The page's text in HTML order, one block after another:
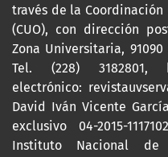
través de la
(CUO), con dirección
Zona Universitaria,
Tel. (228) 3182801,
electrónico:
David Iván Vicente
exclusivo 04-2015-
Instituto Nacional de